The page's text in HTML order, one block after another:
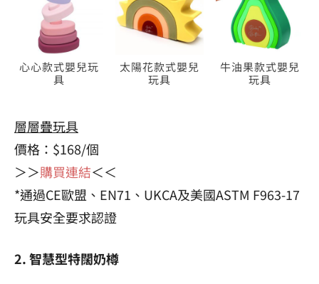
心心款式嬰兒玩
具
太陽花款式嬰兒
玩具
牛油果款式嬰兒
玩具
層層疊玩具
價格：$168/個
＞＞購買連結＜＜
*通過CE歐盟、EN71、UKCA及美國ASTM F963-17
玩具安全要求認證
2. 智慧型特闊奶樽